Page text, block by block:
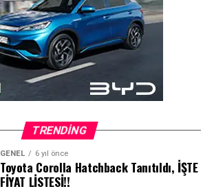
TRENDING
GENEL 6 yıl önce
Toyota Corolla Hatchback Tanıtıldı, İŞTE
FİYAT LİSTESİ!!